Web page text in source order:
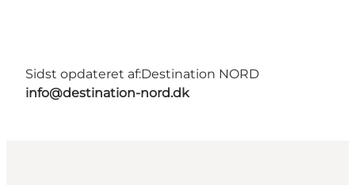
Sidst opdateret af:Destination NORD
info@destination-nord.dk